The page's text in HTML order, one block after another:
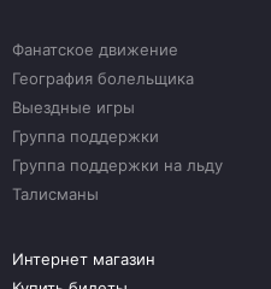
Фанатское движение
География болельщика
Выездные игры
Группа поддержки
Группа поддержки на льду
Талисманы
Интернет магазин